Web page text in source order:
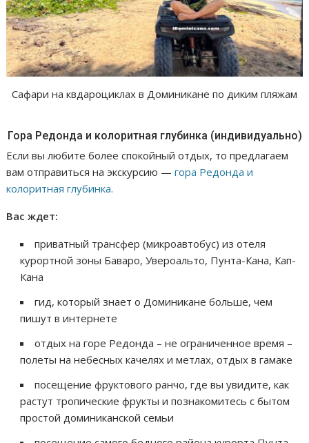
Сафари на квдароциклах в Доминикане по диким пляжам
Гора Редонда и колоритная глубинка (индивидуально)
Если вы любите более спокойный отдых, то предлагаем
вам отправиться на экскурсию —гора Редонда и
колоритная глубинка.
Вас ждет:
приватный трансфер (микроавтобус) из отеля
курортной зоны Баваро, Увероальто, Пунта-Кана, Кап-
Кана
гид, который знает о Доминикане больше, чем
пишут в интернете
отдых на горе Редонда – не ограниченное время –
полеты на небесных качелях и метлах, отдых в гамаке
посещение фруктового ранчо, где вы увидите, как
растут тропические фрукты и познакомитесь с бытом
простой доминиканской семьи